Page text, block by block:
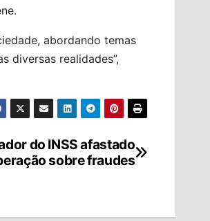
abordando temas
diversas realidades”,
do INSS afastado
sobre fraudes